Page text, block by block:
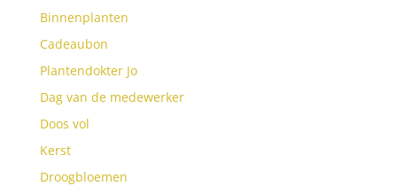
Binnenplanten
Cadeaubon
Plantendokter Jo
Dag van de medewerker
Doos vol
Kerst
Droogbloemen